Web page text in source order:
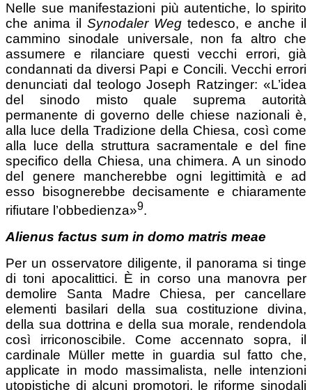
Nelle sue manifestazioni più autentiche, lo spirito
che anima il Synodaler Weg tedesco, e anche il
cammino sinodale universale, non fa altro che
assumere e rilanciare questi vecchi errori, già
condannati da diversi Papi e Concili. Vecchi errori
denunciati dal teologo Joseph Ratzinger: «L’idea
del sinodo misto quale suprema autorità
permanente di governo delle chiese nazionali è,
alla luce della Tradizione della Chiesa, così come
alla luce della struttura sacramentale e del fine
specifico della Chiesa, una chimera. A un sinodo
del genere mancherebbe ogni legittimità e ad
esso bisognerebbe decisamente e chiaramente
rifiutare l’obbedienza»9.
Alienus factus sum in domo matris meae
Per un osservatore diligente, il panorama si tinge
di toni apocalittici. È in corso una manovra per
demolire Santa Madre Chiesa, per cancellare
elementi basilari della sua costituzione divina,
della sua dottrina e della sua morale, rendendola
così irriconoscibile. Come accennato sopra, il
cardinale Müller mette in guardia sul fatto che,
applicate in modo massimalista, nelle intenzioni
utopistiche di alcuni promotori, le riforme sinodali